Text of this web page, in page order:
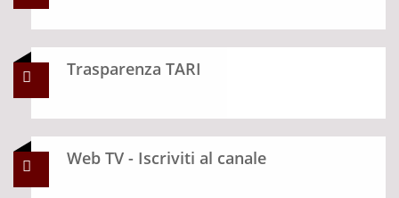
Trasparenza TARI
Web TV - Iscriviti al canale